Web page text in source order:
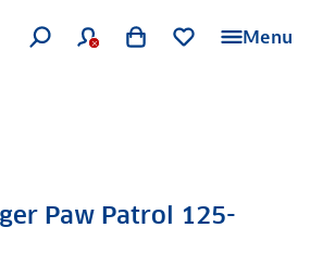
Menu
Paw Patrol 125-